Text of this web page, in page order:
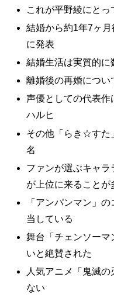
これが平野綾にと
結婚から約1年7ヶ
に発表
結婚生活は実質的に
離婚後の再婚につい
声優としての代表作
ハルヒ
その他「らき☆すた
名
ファンが選ぶキャラ
が上位に来ることが
「アンパンマン」
当している
舞台「チェンソーマ
いと絶賛された
人気アニメ「鬼滅
ない